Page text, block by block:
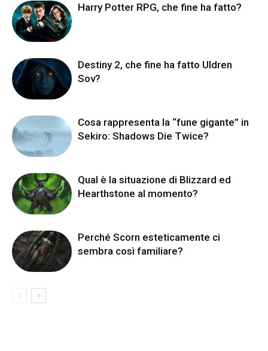
Harry Potter RPG, che fine ha fatto?
Destiny 2, che fine ha fatto Uldren
Sov?
Cosa rappresenta la “fune gigante” in
Sekiro: Shadows Die Twice?
Qual è la situazione di Blizzard ed
Hearthstone al momento?
Perché Scorn esteticamente ci
sembra così familiare?